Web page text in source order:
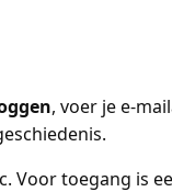
, voer je e-
Voor toegang is